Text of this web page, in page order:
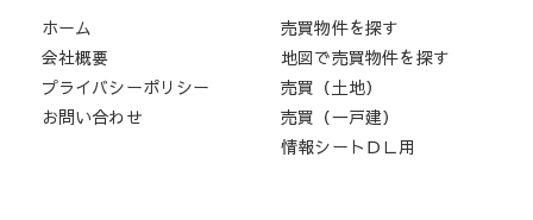
ホーム
会社概要
プライバシーポリシー
お問い合わせ
売買物件を探す
地図で売買物件を探す
売買（土地）
売買（一戸建）
情報シートＤＬ用